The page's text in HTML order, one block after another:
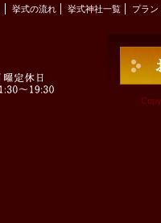
挙式の流れ 挙式神社一覧 プラン